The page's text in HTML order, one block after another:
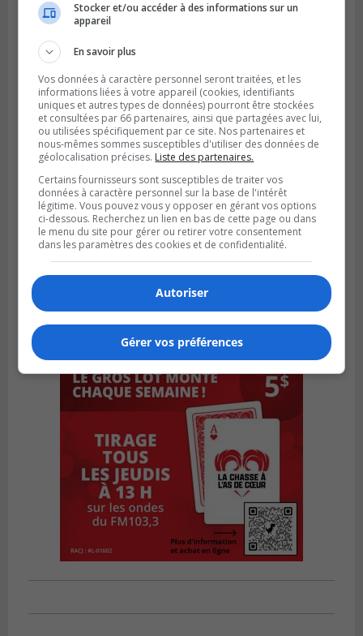
SAINT-BRUNO-DE-MONTARVILLE
Publié le 26 juillet 2026 à 08h01
Saint‑Bruno veut accélérer l’abandon des
outils à essence
Stocker et/ou accéder à des informations sur un
appareil
En savoir plus
Vos données à caractère personnel seront traitées, et les
informations liées à votre appareil (cookies, identifiants
uniques et autres types de données) pourront être stockées
et consultées par 66 partenaires, ainsi que partagées avec lui,
ou utilisées spécifiquement par ce site. Nos partenaires et
nous-mêmes sommes susceptibles d'utiliser des données de
géolocalisation précises. Liste des partenaires.
Certains fournisseurs sont susceptibles de traiter vos
données à caractère personnel sur la base de l'intérêt
légitime. Vous pouvez vous y opposer en gérant vos options
ci-dessous. Recherchez un lien en bas de cette page ou dans
le menu du site pour gérer ou retirer votre consentement
dans les paramètres des cookies et de confidentialité.
Autoriser
Gérer vos préférences